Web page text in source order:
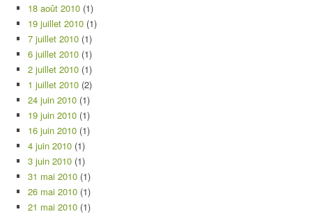
18 août 2010 (1)
19 juillet 2010 (1)
7 juillet 2010 (1)
6 juillet 2010 (1)
2 juillet 2010 (1)
1 juillet 2010 (2)
24 juin 2010 (1)
19 juin 2010 (1)
16 juin 2010 (1)
4 juin 2010 (1)
3 juin 2010 (1)
31 mai 2010 (1)
26 mai 2010 (1)
21 mai 2010 (1)